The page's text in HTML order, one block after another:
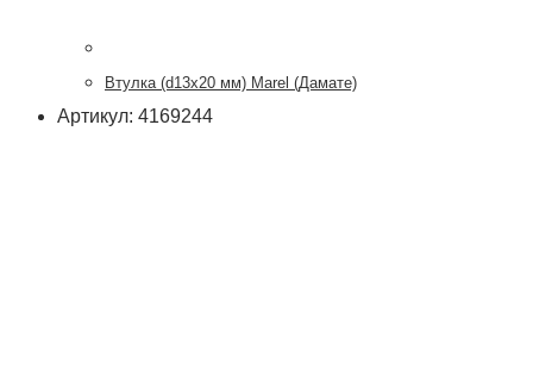
Втулка (d13x20 мм) Marel (Дамате)
Артикул: 4169244